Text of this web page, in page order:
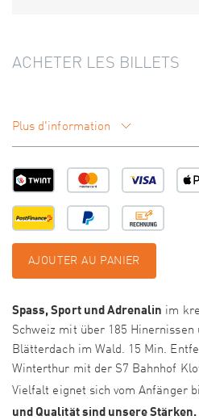
ACHETER LES BILLETS
Plus d'information
AJOUTER AU PANIER
Spass, Sport und Adrenalin im
Schweiz mit über 185 Hinernissen
Blätterdach im Wald. 15 Min.
Winterthur mit der S7 Bahnhof
Vielfalt eignet sich vom Anfänger
und Qualität sind unsere Stärken.